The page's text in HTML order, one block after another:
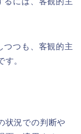
つつも、客観的主
。
状況での判断や